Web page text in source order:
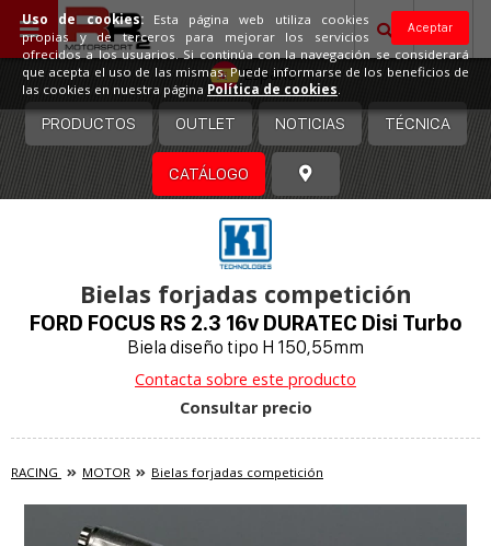
España
PRODUCTOS OUTLET NOTICIAS TÉCNICA
CATÁLOGO
Bielas forjadas competición
FORD FOCUS RS 2.3 16v DURATEC Disi Turbo
Biela diseño tipo H 150,55mm
Contacta sobre este producto
Consultar precio
RACING MOTOR Bielas forjadas competición
Aceptar
Uso de cookies:Esta página web utiliza cookies
propias y de terceros para mejorar los servicios
ofrecidos a los usuarios. Si continúa con la navegación se considerará
que acepta el uso de las mismas. Puede informarse de los beneficios de
las cookies en nuestra página Política de cookies.